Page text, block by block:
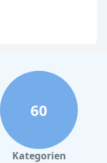
60
Kategorien